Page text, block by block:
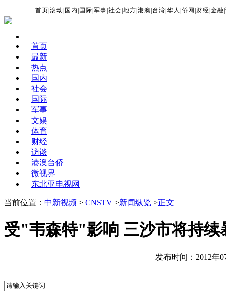
首页 |滚动 国内 国际 |军事 |社会 |地方 |港澳 台湾 |华人 |侨网 财经 |金融 |
首页
最新
热点
国内
社会
国际
军事
文娱
体育
财经
访谈
港澳台侨
微视界
东北亚电视网
当前位置： 中新视频 > CNSTV >新闻纵览 >正文
受"韦森特"影响 三沙市将持续
发布时间：2012年